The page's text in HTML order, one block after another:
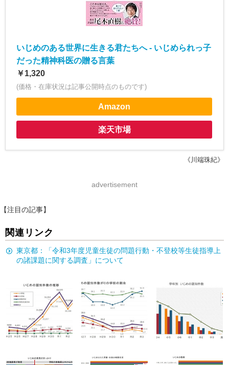
いじめのある世界に生きる君たちへ - いじめられっ子
だった精神科医の贈る言葉
￥1,320
(価格・在庫状況は記事公開時点のものです)
Amazon
楽天市場
《川端珠紀》
advertisement
【注目の記事】
関連リンク
東京都：「令和3年度児童生徒の問題行動・不登校等生徒指導上
の諸課題に関する調査」について